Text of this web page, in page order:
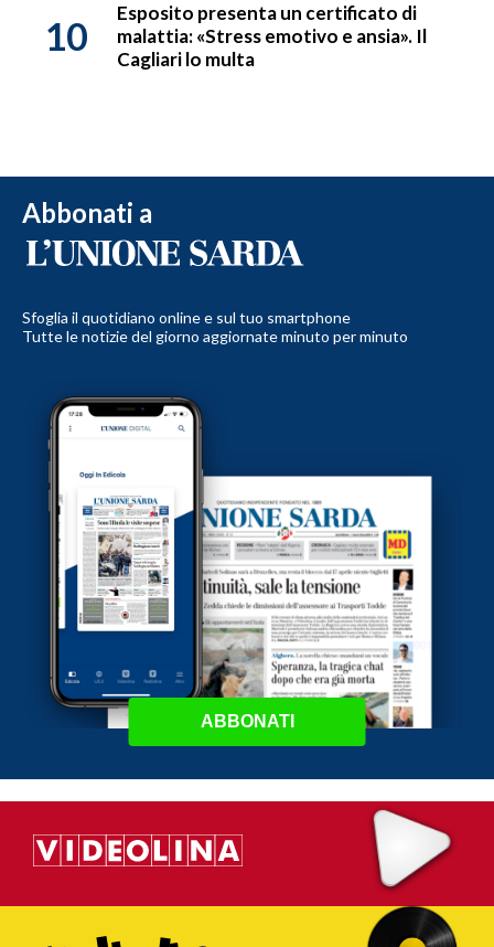
10
Esposito presenta un certificato di
malattia: «Stress emotivo e ansia». Il
Cagliari lo multa
Abbonati a
Sfoglia il quotidiano online e sul tuo smartphone
Tutte le notizie del giorno aggiornate minuto per minuto
ABBONATI